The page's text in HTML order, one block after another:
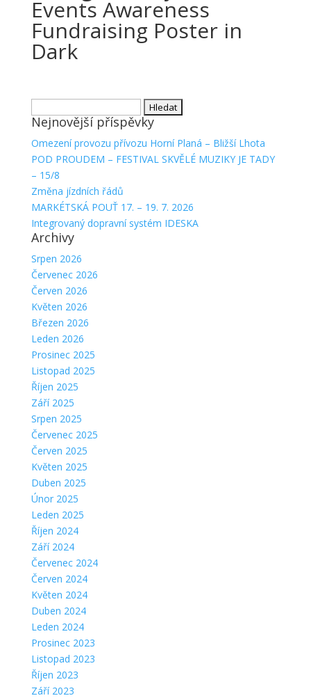
Events Awareness
Fundraising Poster in
Dark
Nejnovější příspěvky
Omezení provozu přívozu Horní Planá – Bližší Lhota
POD PROUDEM – FESTIVAL SKVĚLÉ MUZIKY JE TADY
– 15/8
Změna jízdních řádů
MARKÉTSKÁ POUŤ 17. – 19. 7. 2026
Integrovaný dopravní systém IDESKA
Archivy
Srpen 2026
Červenec 2026
Červen 2026
Květen 2026
Březen 2026
Leden 2026
Prosinec 2025
Listopad 2025
Říjen 2025
Září 2025
Srpen 2025
Červenec 2025
Červen 2025
Květen 2025
Duben 2025
Únor 2025
Leden 2025
Říjen 2024
Září 2024
Červenec 2024
Červen 2024
Květen 2024
Duben 2024
Leden 2024
Prosinec 2023
Listopad 2023
Říjen 2023
Září 2023